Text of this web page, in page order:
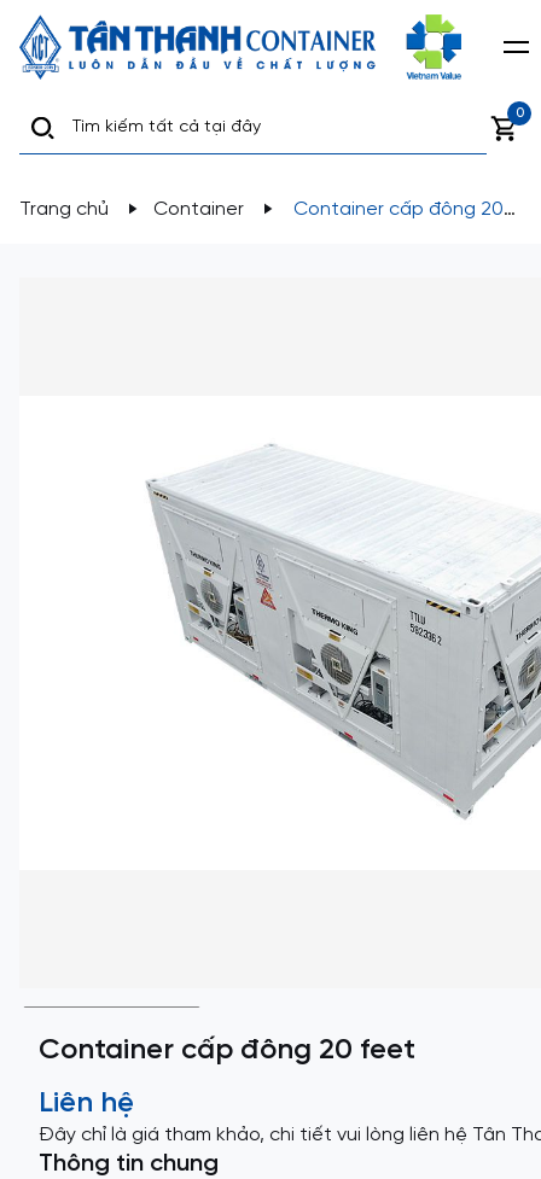
0
Trang chủ Container
Container cấp đông 20 feet
Liên hệ
Đây chỉ là giá tham khảo, chi tiết vui lòng liên hệ Tân
Thông tin chung